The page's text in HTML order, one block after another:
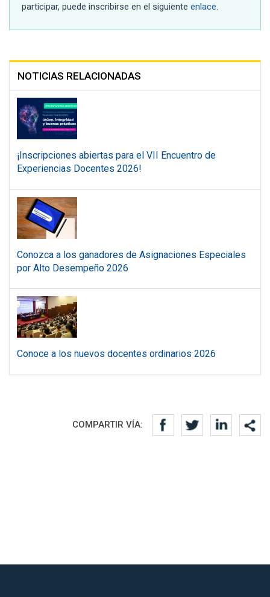
participar, puede inscribirse en el siguiente enlace.
NOTICIAS RELACIONADAS
¡Inscripciones abiertas para el VII Encuentro de
Experiencias Docentes 2026!
Conozca a los ganadores de Asignaciones Especiales
por Alto Desempeño 2026
Conoce a los nuevos docentes ordinarios 2026
Redes sociales
COMPARTIR VÍA: